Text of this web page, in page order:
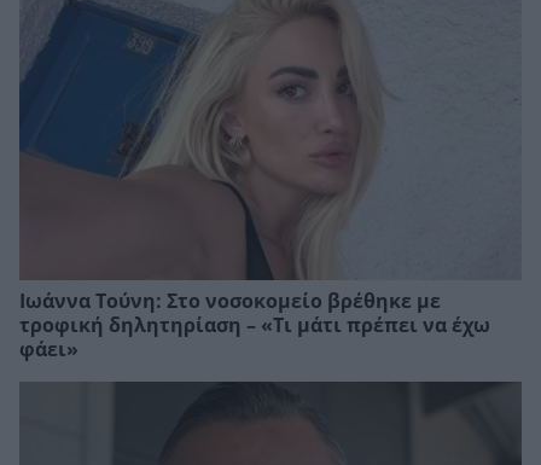
Ιωάννα Τούνη: Στο νοσοκομείο βρέθηκε με
τροφική δηλητηρίαση – «Τι μάτι πρέπει να έχω
φάει»